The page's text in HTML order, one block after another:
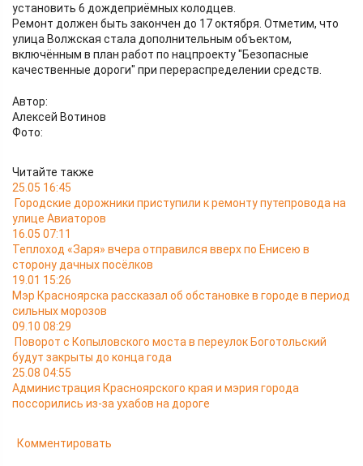
установить 6 дождеприёмных колодцев.
Ремонт должен быть закончен до 17 октября. Отметим, что
улица Волжская стала дополнительным объектом,
включённым в план работ по нацпроекту "Безопасные
качественные дороги" при перераспределении средств.
Автор:
Алексей Вотинов
Фото:
Читайте также
25.05 16:45
Городские дорожники приступили к ремонту путепровода на
улице Авиаторов
16.05 07:11
Теплоход «Заря» вчера отправился вверх по Енисею в
сторону дачных посёлков
19.01 15:26
Мэр Красноярска рассказал об обстановке в городе в период
сильных морозов
09.10 08:29
Поворот с Копыловского моста в переулок Боготольский
будут закрыты до конца года
25.08 04:55
Администрация Красноярского края и мэрия города
поссорились из-за ухабов на дороге
Комментировать